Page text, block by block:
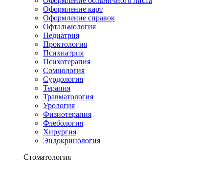
Оформление карт
Оформление справок
Офтальмология
Педиатрия
Проктология
Психиатрия
Психотерапия
Сомнология
Сурдология
Терапия
Травматология
Урология
Физиотерапия
Флебология
Хирургия
Эндокринология
Стоматология